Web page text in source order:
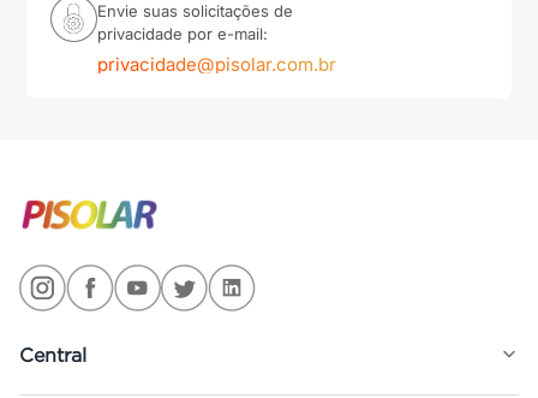
Envie suas solicitações de
privacidade por e-mail:
privacidade@pisolar.com.br
Central